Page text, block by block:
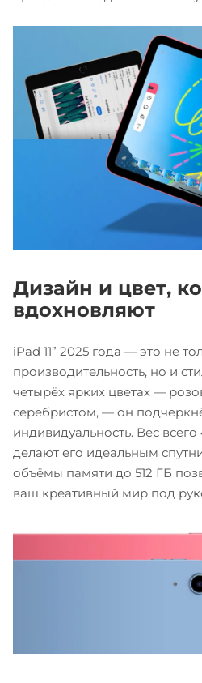
Дизайн и цвет,
вдохновляют
iPad 11” 2025 года — это не
производительность, но и
четырёх ярких цветах —
серебристом, — он
индивидуальность. Вес
делают его идеальным
объёмы памяти до 512 ГБ
ваш креативный мир под